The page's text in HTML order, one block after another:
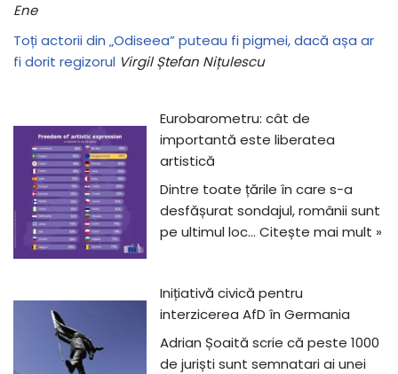
Ene
Toți actorii din „Odiseea” puteau fi pigmei, dacă așa ar
fi dorit regizorul Virgil Ștefan Nițulescu
Eurobarometru: cât de
importantă este liberatea
artistică
Dintre toate țările în care s-a
desfășurat sondajul, românii sunt
pe ultimul loc… Citește mai mult »
Inițiativă civică pentru
interzicerea AfD în Germania
Adrian Șoaită scrie că peste 1000
de juriști sunt semnatari ai unei